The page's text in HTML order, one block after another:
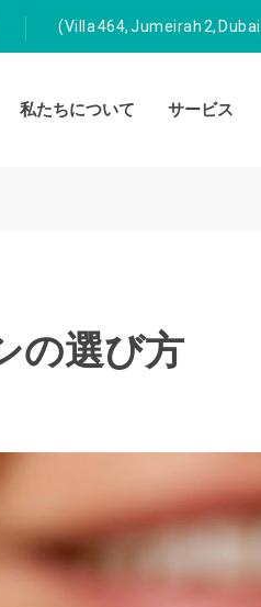
(Villa 464, Jumeirah 2,
私たちについて サービス
の選び方